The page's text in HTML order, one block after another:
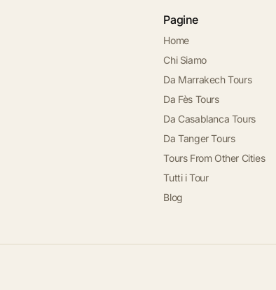
Pagine
Home
Chi Siamo
Da Marrakech Tours
Da Fès Tours
Da Casablanca Tours
Da Tanger Tours
Tours From Other Cities
Tutti i Tour
Blog